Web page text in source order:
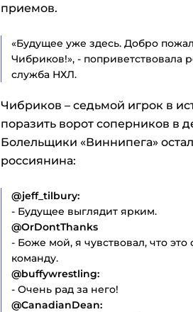
приемов.
«Будущее уже здесь. Добро
Чибриков!», - поприветствовала
служба НХЛ.
Чибриков – седьмой игрок в
поразить ворот соперников в
Болельщики «Виннипега»
россиянина:
@jeff_tilbury:
- Будущее выглядит ярким.
@OrDontThanks
- Боже мой, я чувствовал, что
команду.
@buffywrestling:
- Очень рад за него!
@CanadianDean: